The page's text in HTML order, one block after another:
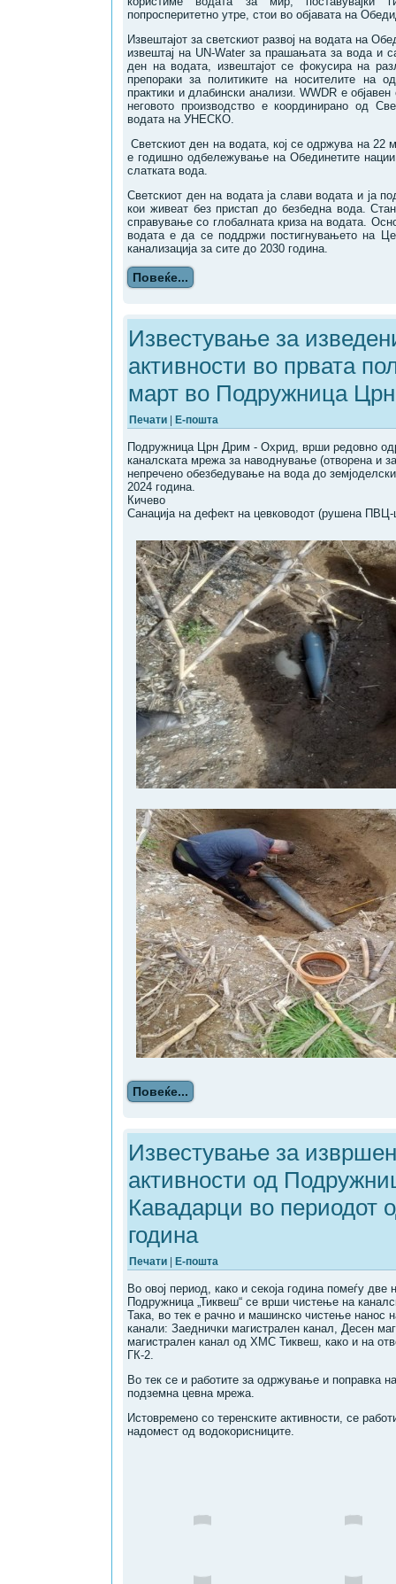
попросперитетно утре, стои во објавата на
Извештајот за светскиот развој на водата на
извештај на UN-Water за прашањата за вода и
ден на водата, извештајот се фокусира на
препораки за политиките на носителите на
практики и длабински анализи. WWDR е
неговото производство е координирано од
водата на УНЕСКО.
Светскиот ден на водата, кој се одржува на 22
е годишно одбележување на Обединетите
слатката вода.
Светскиот ден на водата ја слави водата и ја
кои живеат без пристап до безбедна вода.
справување со глобалната криза на водата.
водата е да се поддржи постигнувањето на
канализација за сите до 2030 година.
Повеќе...
Известување за
активности во првата
март во Подружница
Печати Е-пошта
Подружница Црн Дрим - Охрид, врши редовно
каналската мрежа за наводнување (отворена и
непречено обезбедување на вода до
2024 година.
Кичево
Санација на дефект на цевководот (рушена
Повеќе...
Известување за
активности од
Кавадарци во периодот
година
Печати Е-пошта
Во овој период, како и секоја година помеѓу две
Подружница „Тиквеш“ се врши чистење на
Така, во тек е рачно и машинско чистење нанос
канали: Заеднички магистрален канал, Десен
магистрален канал од ХМС Тиквеш, како и на
ГК-2.
Во тек се и работите за одржување и поправка
подземна цевна мрежа.
Истовремено со теренските активности, се
надомест од водокорисниците.